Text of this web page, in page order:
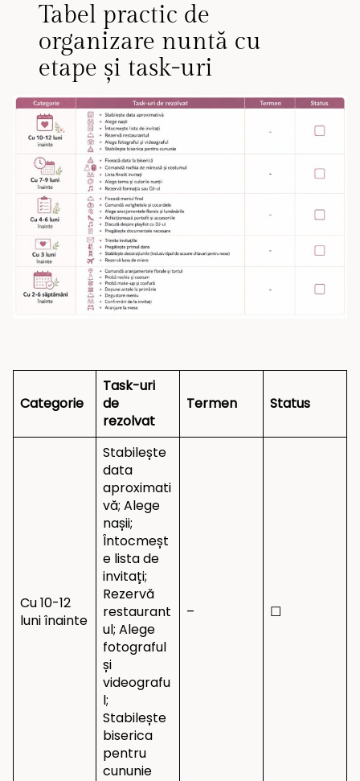
Tabel practic de
organizare nuntă cu
etape și task-uri
Categorie
Task-uri
de
rezolvat
Termen Status
Cu 10-12
luni înainte
Stabilește
data
aproximati
vă; Alege
nașii;
Întocmeșt
e lista de
invitați;
Rezervă
restaurant
ul; Alege
fotograful
și
videografu
l;
Stabilește
biserica
pentru
cununie
– ☐